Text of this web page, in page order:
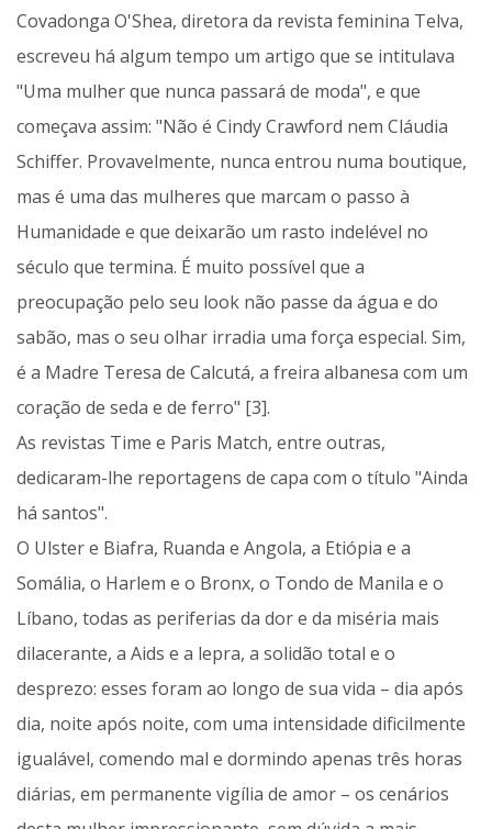
Covadonga O'Shea, diretora da revista feminina Telva,
escreveu há algum tempo um artigo que se intitulava
"Uma mulher que nunca passará de moda", e que
começava assim: "Não é Cindy Crawford nem Cláudia
Schiffer. Provavelmente, nunca entrou numa boutique,
mas é uma das mulheres que marcam o passo à
Humanidade e que deixarão um rasto indelével no
século que termina. É muito possível que a
preocupação pelo seu look não passe da água e do
sabão, mas o seu olhar irradia uma força especial. Sim,
é a Madre Teresa de Calcutá, a freira albanesa com um
coração de seda e de ferro" [3].
As revistas Time e Paris Match, entre outras,
dedicaram-lhe reportagens de capa com o título "Ainda
há santos".
O Ulster e Biafra, Ruanda e Angola, a Etiópia e a
Somália, o Harlem e o Bronx, o Tondo de Manila e o
Líbano, todas as periferias da dor e da miséria mais
dilacerante, a Aids e a lepra, a solidão total e o
desprezo: esses foram ao longo de sua vida – dia após
dia, noite após noite, com uma intensidade dificilmente
igualável, comendo mal e dormindo apenas três horas
diárias, em permanente vigília de amor – os cenários